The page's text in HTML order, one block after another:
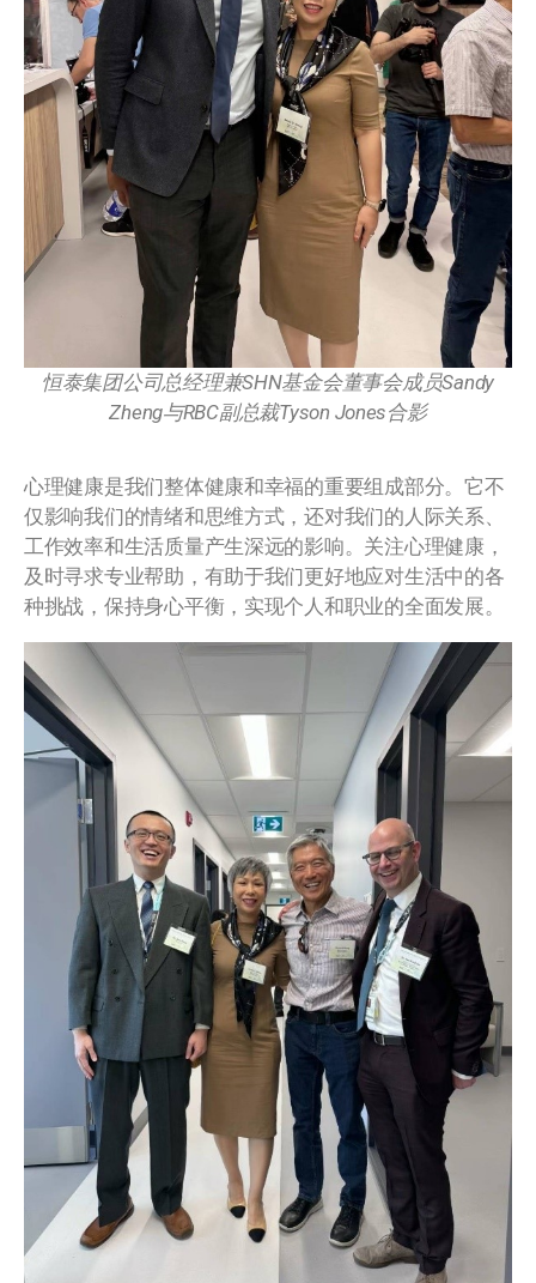
恒泰集团公司总经理兼SHN基金会董事会成员Sandy
Zheng与RBC副总裁Tyson Jones合影
心理健康是我们整体健康和幸福的重要组成部分。它不
仅影响我们的情绪和思维方式，还对我们的人际关系、
工作效率和生活质量产生深远的影响。关注心理健康，
及时寻求专业帮助，有助于我们更好地应对生活中的各
种挑战，保持身心平衡，实现个人和职业的全面发展。